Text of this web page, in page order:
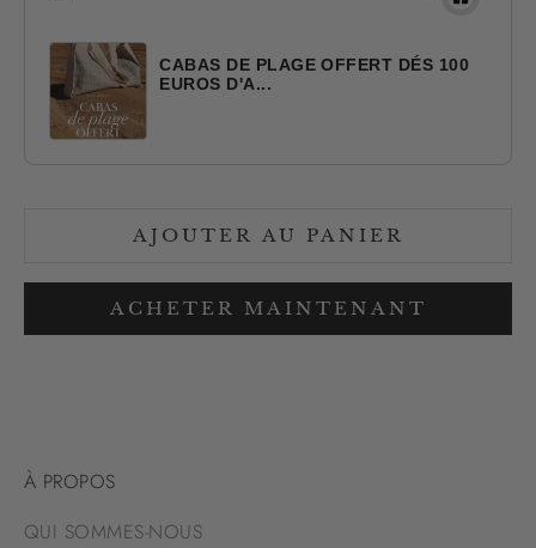
CABAS DE PLAGE OFFERT DÉS 100
EUROS D'A...
AJOUTER AU PANIER
ACHETER MAINTENANT
À PROPOS
QUI SOMMES-NOUS